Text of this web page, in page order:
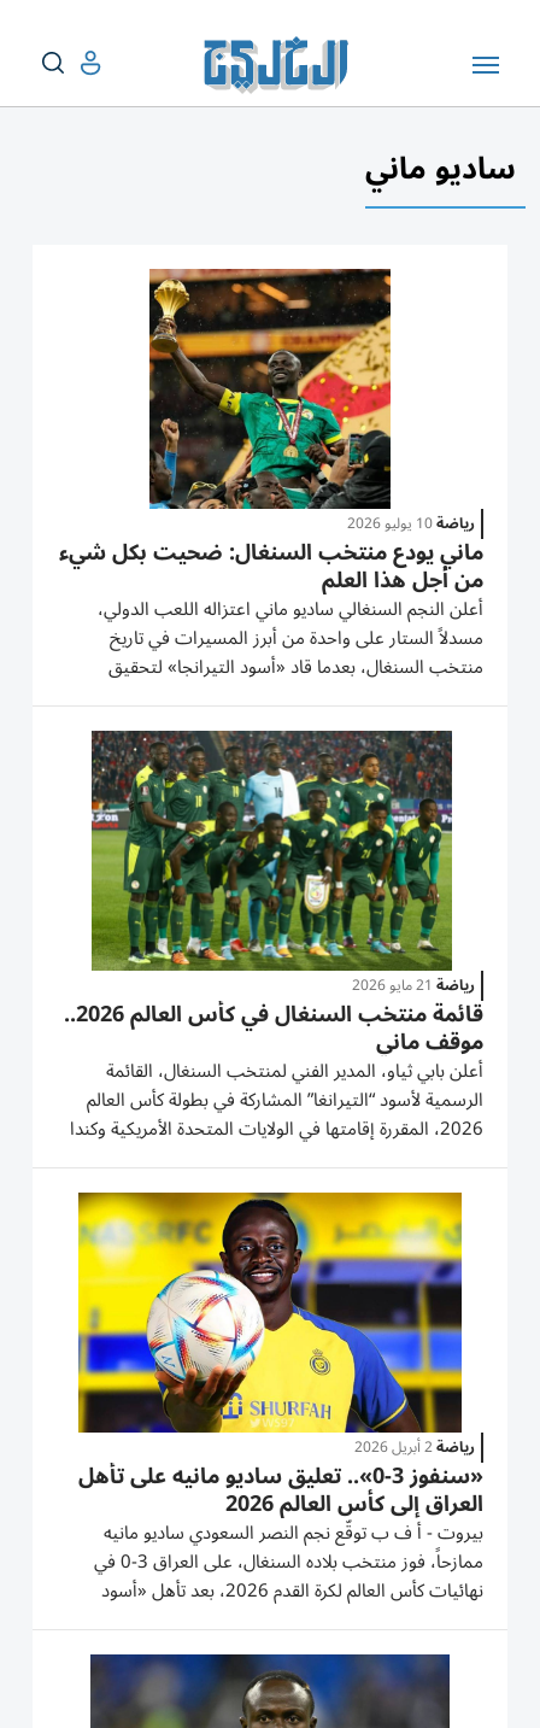
ساديو ماني
رياضة10 يوليو 2026
ماني يودع منتخب السنغال: ضحيت بكل شيء
من أجل هذا العلم
أعلن النجم السنغالي ساديو ماني اعتزاله اللعب الدولي،
مسدلاً الستار على واحدة من أبرز المسيرات في تاريخ
منتخب السنغال، بعدما قاد «أسود التيرانجا» لتحقيق
إنجازات تاريخية على المستويين القاري والعالمي. ووجّه ماني
رسالة مؤثرة إلى الشعب السنغالي، أكد فيها أن تمثيل
المنتخب كان...
رياضة 21 مايو 2026
قائمة منتخب السنغال في كأس العالم 2026..
موقف ماني
أعلن بابي ثياو، المدير الفني لمنتخب السنغال، القائمة
الرسمية لأسود “التيرانغا” المشاركة في بطولة كأس العالم
2026، المقررة إقامتها في الولايات المتحدة الأمريكية وكندا
والمكسيك خلال الفترة من 11 يونيو حتى 19 يوليو المقبلين.
وشهدت القائمة حضور ثلاثة من أبرز نجوم دوري روشن...
رياضة2 أبريل 2026
«سنفوز 3-0».. تعليق ساديو مانيه على تأهل
العراق إلى كأس العالم 2026
بيروت - أ ف ب توقّع نجم النصر السعودي ساديو مانيه
ممازحاً، فوز منتخب بلاده السنغال، على العراق 3-0 في
نهائيات كأس العالم لكرة القدم 2026، بعد تأهل «أسود
الرافدين» عبر الملحق القاري. وتأهل العراق إلى مونديال
في مدينة مونتيري المكسيكية...